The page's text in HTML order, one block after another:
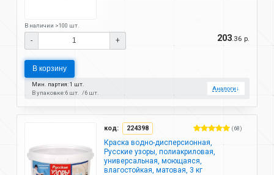
В наличии >100 шт.
- + 203.36 р.
В корзину
Мин. партия: 1 шт.
В упаковке:6 шт. 6 шт.
Аналоги↓
код: 224398 (68)
Краска водно-дисперсионная,
Русские узоры, полиакриловая,
универсальная, моющаяся,
влагостойкая, матовая, 3 кг